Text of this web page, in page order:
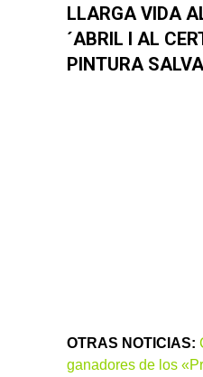
LLARGA VIDA
´ABRIL I AL
PINTURA
OTRAS NOTICIAS:
ganadores de los